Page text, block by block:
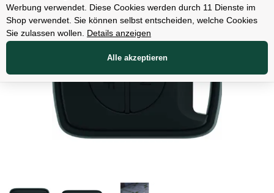
Werbung verwendet. Diese Cookies werden durch 11 Dienste im
Shop verwendet. Sie können selbst entscheiden, welche Cookies
Sie zulassen wollen.
Details anzeigen
Alle akzeptieren